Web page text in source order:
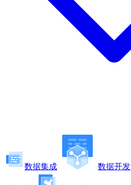
数据集成 数据开发